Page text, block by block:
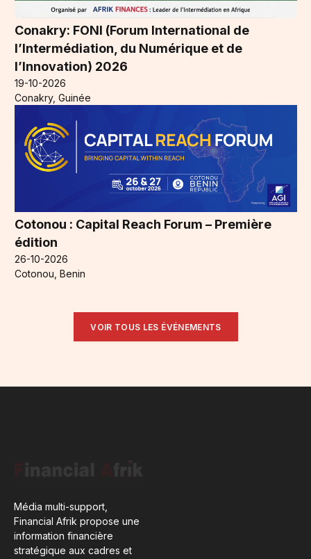
Conakry: FONI (Forum International de
l’Intermédiation, du Numérique et de
l’Innovation) 2026
19-10-2026
Conakry, Guinée
Cotonou : Capital Reach Forum – Première
édition
26-10-2026
Cotonou, Benin
VOIR TOUS LES ÉVÉNEMENTS
Média multi-support,
Financial Afrik propose une
information financière
stratégique aux cadres et